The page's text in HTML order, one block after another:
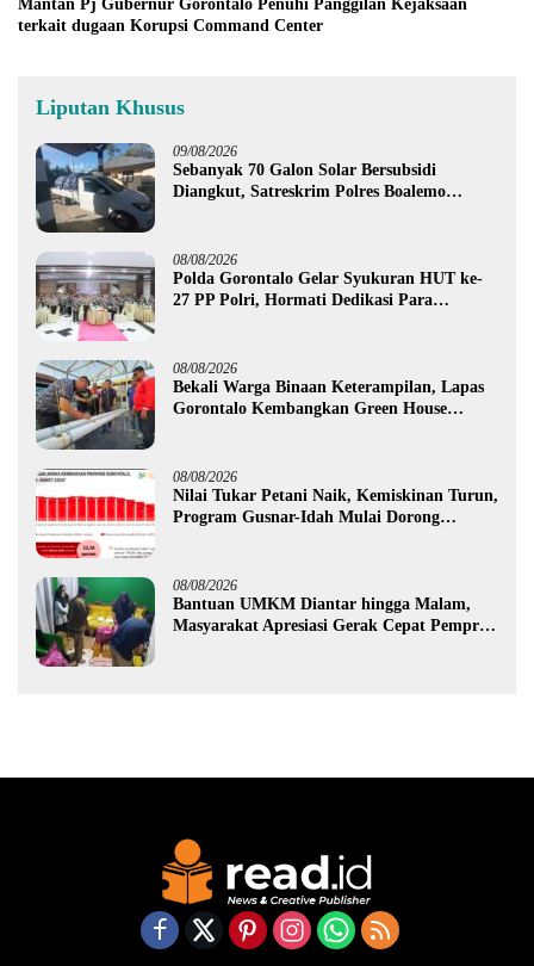
Mantan Pj Gubernur Gorontalo Penuhi Panggilan Kejaksaan
terkait dugaan Korupsi Command Center
Liputan Khusus
09/08/2026
Sebanyak 70 Galon Solar Bersubsidi
Diangkut, Satreskrim Polres Boalemo
08/08/2026
Polda Gorontalo Gelar Syukuran HUT ke-
27 PP Polri, Hormati Dedikasi Para
08/08/2026
Bekali Warga Binaan Keterampilan, Lapas
Gorontalo Kembangkan Green House
08/08/2026
Nilai Tukar Petani Naik, Kemiskinan Turun,
Program Gusnar-Idah Mulai Dorong
08/08/2026
Bantuan UMKM Diantar hingga Malam,
Masyarakat Apresiasi Gerak Cepat Pemprov